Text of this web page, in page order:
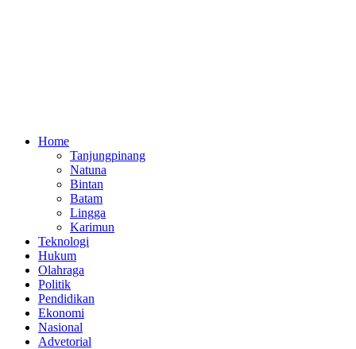
Home
Tanjungpinang
Natuna
Bintan
Batam
Lingga
Karimun
Teknologi
Hukum
Olahraga
Politik
Pendidikan
Ekonomi
Nasional
Advetorial